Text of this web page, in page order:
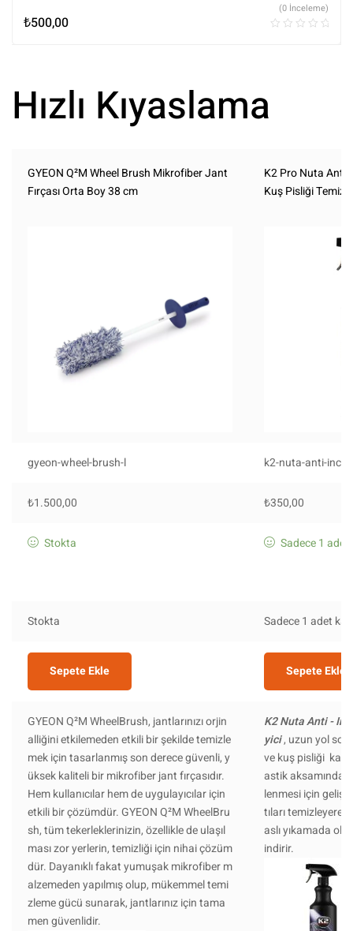
₺500,00
(0 İnceleme)
Hızlı Kıyaslama
GYEON Q²M Wheel Brush Mikrofiber Jant
Fırçası Orta Boy 38 cm
K2 Pro Nuta Anti-
Kuş Pisliği
gyeon-wheel-brush-l k2-nuta-anti-
₺1.500,00 ₺350,00
Stokta Sadece 1 adet
Stokta Sadece 1 adet
Sepete Ekle Sepete Ekle
GYEON Q²M WheelBrush, jantlarınızı orjin
alliğini etkilemeden etkili bir şekilde temizle
mek için tasarlanmış son derece güvenli, y
üksek kaliteli bir mikrofiber jant fırçasıdır.
Hem kullanıcılar hem de uygulayıcılar için
etkili bir çözümdür. GYEON Q²M WheelBru
sh, tüm tekerleklerinizin, özellikle de ulaşıl
ması zor yerlerin, temizliği için nihai çözüm
dür. Dayanıklı fakat yumuşak mikrofiber m
alzemeden yapılmış olup, mükemmel temi
zleme gücü sunarak, jantlarınız için tama
men güvenlidir.
K2 Nuta Anti -
yici, uzun yol
ve kuş pisliği
astik
lenmesi için
tıları
aslı yıkamada
indirir.